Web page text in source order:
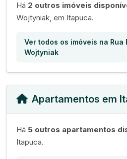
Há 2 outros imóveis
Wojtyniak, em Itapuca.
Ver todos os imóveis na Rua
Wojtyniak
Apartamentos em
Há 5 outros apartamentos
Itapuca.